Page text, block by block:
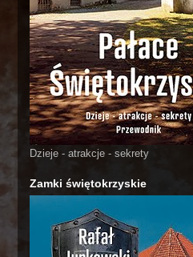
Dzieje - atrakcje - sekrety
Zamki świętokrzyskie